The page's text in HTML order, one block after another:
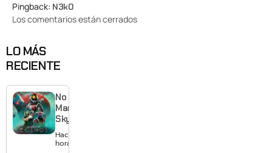
Pingback: N3k0
Los comentarios están cerrados
LO MÁS
RECIENTE
No
Man’s
Sky
cumple
10 años
Hace 4
horas